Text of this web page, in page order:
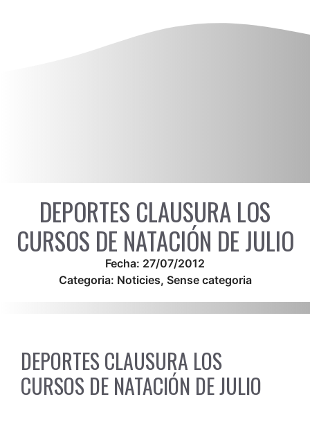
DEPORTES CLAUSURA LOS
CURSOS DE NATACIÓN DE JULIO
Fecha: 27/07/2012
Categoria: Noticies, Sense categoria
DEPORTES CLAUSURA LOS
CURSOS DE NATACIÓN DE JULIO